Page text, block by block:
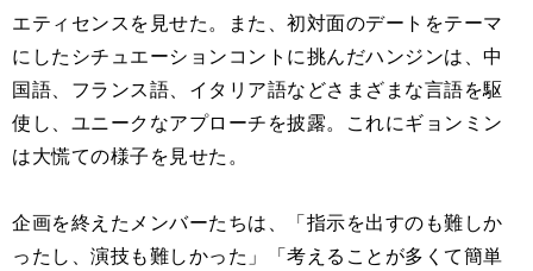
エティセンスを見せた。また、初対面のデートをテーマ
にしたシチュエーションコントに挑んだハンジンは、中
国語、フランス語、イタリア語などさまざまな言語を駆
使し、ユニークなアプローチを披露。これにギョンミン
は大慌ての様子を見せた。
企画を終えたメンバーたちは、「指示を出すのも難しか
ったし、演技も難しかった」「考えることが多くて簡単